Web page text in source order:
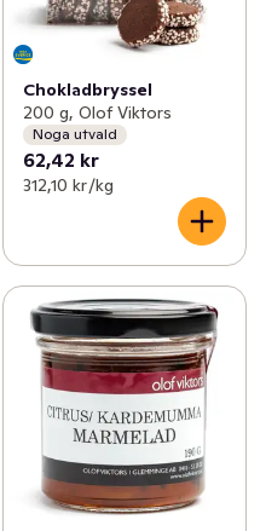
Chokladbryssel
200 g, Olof Viktors
Noga utvald
62,42 kr
312,10 kr /kg